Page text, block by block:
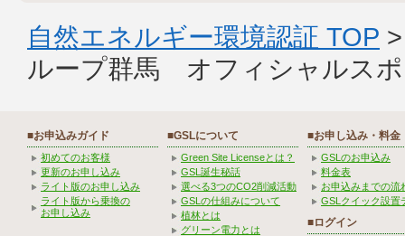
自然エネルギー環境認証 TOP
ループ群馬 オフィシャルス
■お申込みガイド
初めてのお客様
更新のお申し込み
ライト版のお申し込み
ライト版から乗換の
お申し込み
■GSLについて
Green Site Licenseとは？
GSL誕生秘話
選べる3つのCO2削減活動
GSLの仕組みについて
植林とは
グリーン電力とは
■お申し込み・料金
GSLのお申込み
料金表
お申込みまでの流
GSLクイック設置
■ログイン